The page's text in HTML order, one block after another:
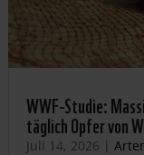
WWF-Studie:
täglich Opfer von
Juli 14, 2026 |